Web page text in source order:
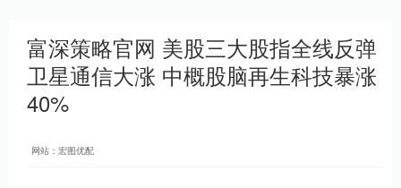
富深策略官网 美股三大股指全线反弹
卫星通信大涨 中概股脑再生科技暴涨
40%
网站：宏图优配